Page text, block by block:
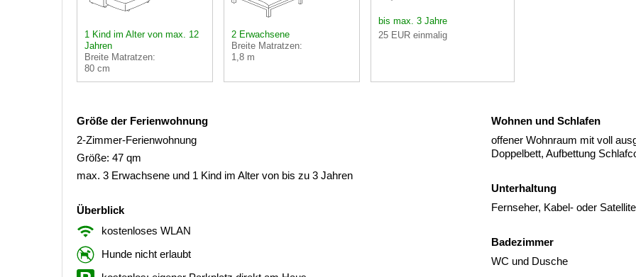
1 Kind im Alter von max. 12
Jahren
Breite Matratzen:
80 cm
2 Erwachsene
Breite Matratzen:
1,8 m
bis max. 3 Jahre
25 EUR einmalig
Größe der Ferienwohnung
2-Zimmer-Ferienwohnung
Größe: 47 qm
max. 3 Erwachsene und 1 Kind im Alter von bis zu 3 Jahren
Überblick
kostenloses WLAN
Hunde nicht erlaubt
Wohnen und Schlafen
offener Wohnraum mit voll
Doppelbett, Aufbettung
Unterhaltung
Fernseher, Kabel- oder
Badezimmer
WC und Dusche